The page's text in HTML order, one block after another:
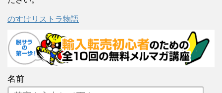
のすけリストラ物語
名前